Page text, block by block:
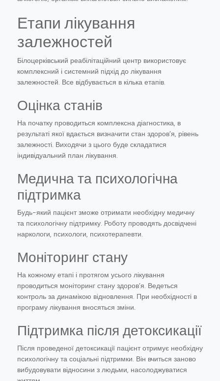
Етапи лікування
залежностей
Білоцерківський реабілітаційний центр використовує
комплексний і системний підхід до лікування
залежностей. Все відбувається в кілька етапів.
Оцінка станів
На початку проводиться комплексна діагностика, в
результаті якої вдається визначити стан здоров’я, рівень
залежності. Виходячи з цього буде складатися
індивідуальний план лікування.
Медична та психологічна
підтримка
Будь-який пацієнт зможе отримати необхідну медичну
та психологічну підтримку. Роботу проводять досвідчені
наркологи, психологи, психотерапевти.
Моніторинг стану
На кожному етапі і протягом усього лікування
проводиться моніторинг стану здоров’я. Ведеться
контроль за динамікою відновлення. При необхідності в
програму лікування вносяться зміни.
Підтримка після детоксикації
Після проведеної детоксикації пацієнт отримує необхідну
психологічну та соціальні підтримки. Він вчиться заново
вибудовувати відносини з людьми, насолоджуватися